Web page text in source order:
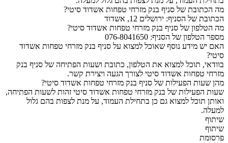
מה הכתובת של סניף בנק מזרחי טפחות אשדוד סיטי?
הכתובת של הסניף: ירושלים 12, אשדוד
מה הטלפון של סניף בנק מזרחי טפחות אשדוד סיטי?
מספר הטלפון של הסניף: 076-8041650
האם יש מידע נוסף שאוכל למצוא על סניף בנק מזרחי טפחות אשדוד
סיטי?
בוודאי, תוכל למצוא את הטלפון, כתובת ושעות הפתיחה של סניף בנק
מזרחי טפחות אשדוד סיטי לצורך הגעה ויצירת קשר.
מהן שעות הפעילות של סניף בנק מזרחי טפחות אשדוד סיטי?
שעות הפעילות של בנק מזרחי טפחות אשדוד סיטי זהות לשעות הפתיחה,
ואותן תוכל למצוא גם כן בתחילת העמוד, על מנת לצפות בהם גלול
למעלה.
שיתוף
שיתוף
פרסומת